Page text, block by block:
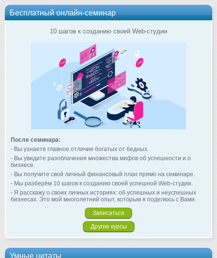
Бесплатный онлайн-семинар
10 шагов к созданию своей Web-студии
После семинара:
- Вы узнаете главное отличие богатых от бедных.
- Вы увидите разоблачения множества мифов об успешности и о
бизнесе.
- Вы получите свой личный финансовый план прямо на семинаре.
- Мы разберём 10 шагов к созданию своей успешной Web-студии.
- Я расскажу о своих личных историях: об успешных и неуспешных
бизнесах. Это мой многолетний опыт, которым я поделюсь с Вами.
Записаться
Другие курсы
Умные цитаты